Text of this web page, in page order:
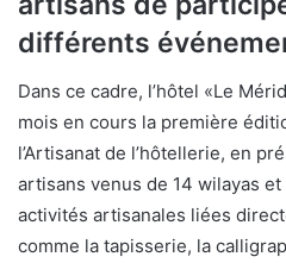
différents
Dans ce cadre, l’hôtel «Le
mois en cours la première
l’Artisanat de l’hôtellerie, en
artisans venus de 14 wilayas
activités artisanales liées
comme la tapisserie, la